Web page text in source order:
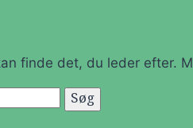
finde det, du leder efter.